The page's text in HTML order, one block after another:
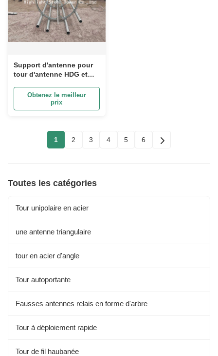
Support d'antenne pour
tour d'antenne HDG et
Obtenez le meilleur
prix
1 2 3 4 5 6
Toutes les catégories
Tour unipolaire en acier
une antenne triangulaire
tour en acier d'angle
Tour autoportante
Fausses antennes relais en forme d'arbre
Tour à déploiement rapide
Tour de fil haubanée